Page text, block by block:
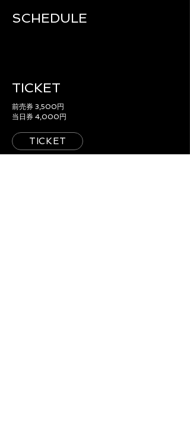
SCHEDULE​
TICKET
前売券 3,500円
当日券 4,000円
TICKET